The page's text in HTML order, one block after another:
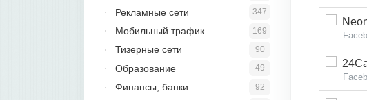
347
Рекламные сети
169
Мобильный трафик
90
Тизерные сети
49
Образование
92
Финансы, банки